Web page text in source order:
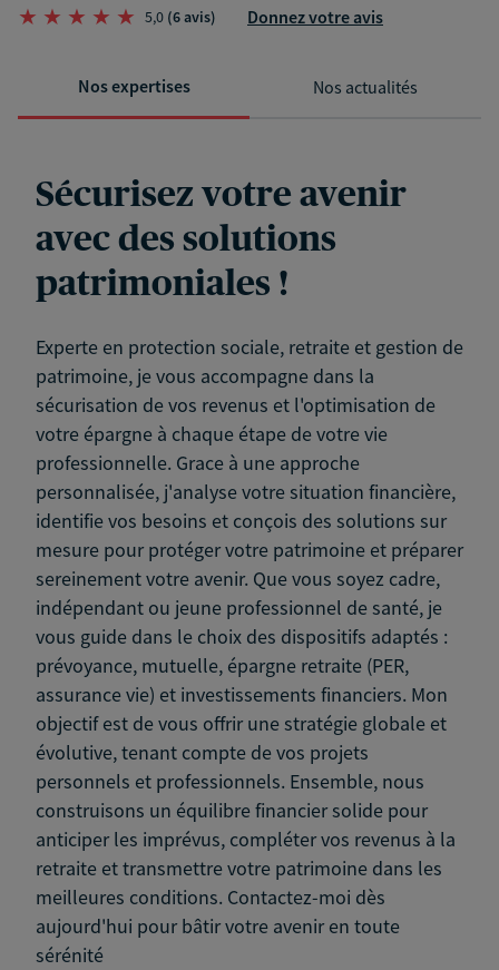
5,0 (6 avis) Donnez votre avis
Nos expertises Nos actualités
Sécurisez votre avenir
avec des solutions
patrimoniales !
Experte en protection sociale, retraite et gestion de
patrimoine, je vous accompagne dans la
sécurisation de vos revenus et l'optimisation de
votre épargne à chaque étape de votre vie
professionnelle. Grace à une approche
personnalisée, j'analyse votre situation financière,
identifie vos besoins et conçois des solutions sur
mesure pour protéger votre patrimoine et préparer
sereinement votre avenir. Que vous soyez cadre,
indépendant ou jeune professionnel de santé, je
vous guide dans le choix des dispositifs adaptés :
prévoyance, mutuelle, épargne retraite (PER,
assurance vie) et investissements financiers. Mon
objectif est de vous offrir une stratégie globale et
évolutive, tenant compte de vos projets
personnels et professionnels. Ensemble, nous
construisons un équilibre financier solide pour
anticiper les imprévus, compléter vos revenus à la
retraite et transmettre votre patrimoine dans les
meilleures conditions. Contactez-moi dès
aujourd'hui pour bâtir votre avenir en toute
sérénité